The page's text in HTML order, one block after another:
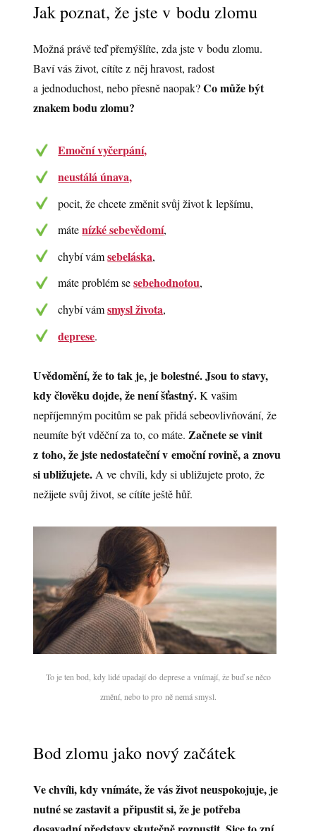
Jak poznat, že jste v bodu zlomu
Možná právě teď přemýšlíte, zda jste v bodu zlomu.
Baví vás život, cítíte z něj hravost, radost
a jednoduchost, nebo přesně naopak?Co může být
znakem bodu zlomu?
Emoční vyčerpání,
neustálá únava,
pocit, že chcete změnit svůj život k lepšímu,
mátenízké sebevědomí,
chybí vámsebeláska,
máte problém sesebehodnotou,
chybí vámsmysl života,
deprese.
Uvědomění, že to tak je, je bolestné. Jsou to stavy,
kdy člověku dojde, že není šťastný.K vašim
nepříjemným pocitům se pak přidá sebeovlivňování, že
neumíte být vděční za to, co máte.Začnete se vinit
z toho, že jste nedostateční v emoční rovině, a znovu
si ubližujete.A ve chvíli, kdy si ubližujete proto, že
nežijete svůj život, se cítíte ještě hůř.
To je ten bod, kdy lidé upadají do deprese a vnímají, že buď se něco
změní, nebo to pro ně nemá smysl.
Bod zlomu jako nový začátek
Ve chvíli, kdy vnímáte, že vás život neuspokojuje, je
nutné se zastavit a připustit si, že je potřeba